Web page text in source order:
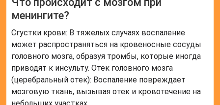
менингите?
Сгустки крови: В тяжелых случаях воспаление
может распространяться на кровеносные сосуды
головного мозга, образуя тромбы, которые иногда
приводят к инсульту. Отек головного мозга
(церебральный отек): Воспаление повреждает
мозговую ткань, вызывая отек и кровотечение на